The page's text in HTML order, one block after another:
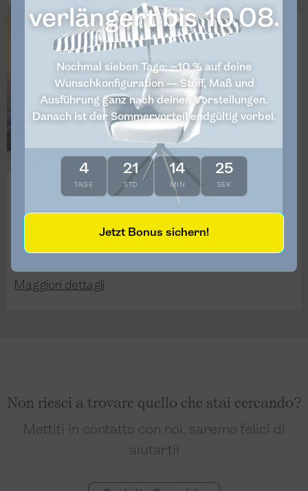
Showroom Köln
Im Mediapark 6B, Köln
Pianifica il percorso
Maggiori dettagli
Non riesci a trovare quello che stai cercando?
Mettiti in contatto con noi, saremo felici di
aiutarti!
verlängert bis 10.08.
Nochmal sieben Tage: −10 % auf deine
Wunschkonfiguration — Stoff, Maß und
Ausführung ganz nach deinen Vorstellungen.
Danach ist der Sommervorteil endgültig vorbei.
4
TAGE
21
STD
14
MIN
25
SEK
Jetzt Bonus sichern!